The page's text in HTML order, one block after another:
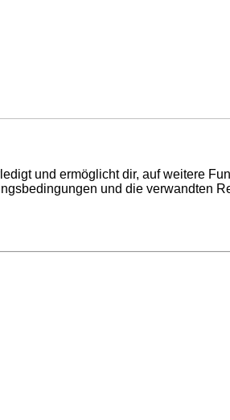
und ermöglicht dir, auf weitere
und die verwandten